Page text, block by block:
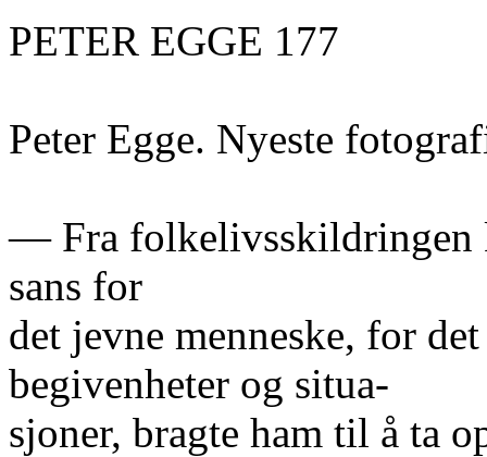
PETER EGGE 177
Peter Egge. Nyeste
— Fra folkelivsskildringen
sans for
det jevne menneske, for
begivenheter og situa-
sjoner, bragte ham til å ta